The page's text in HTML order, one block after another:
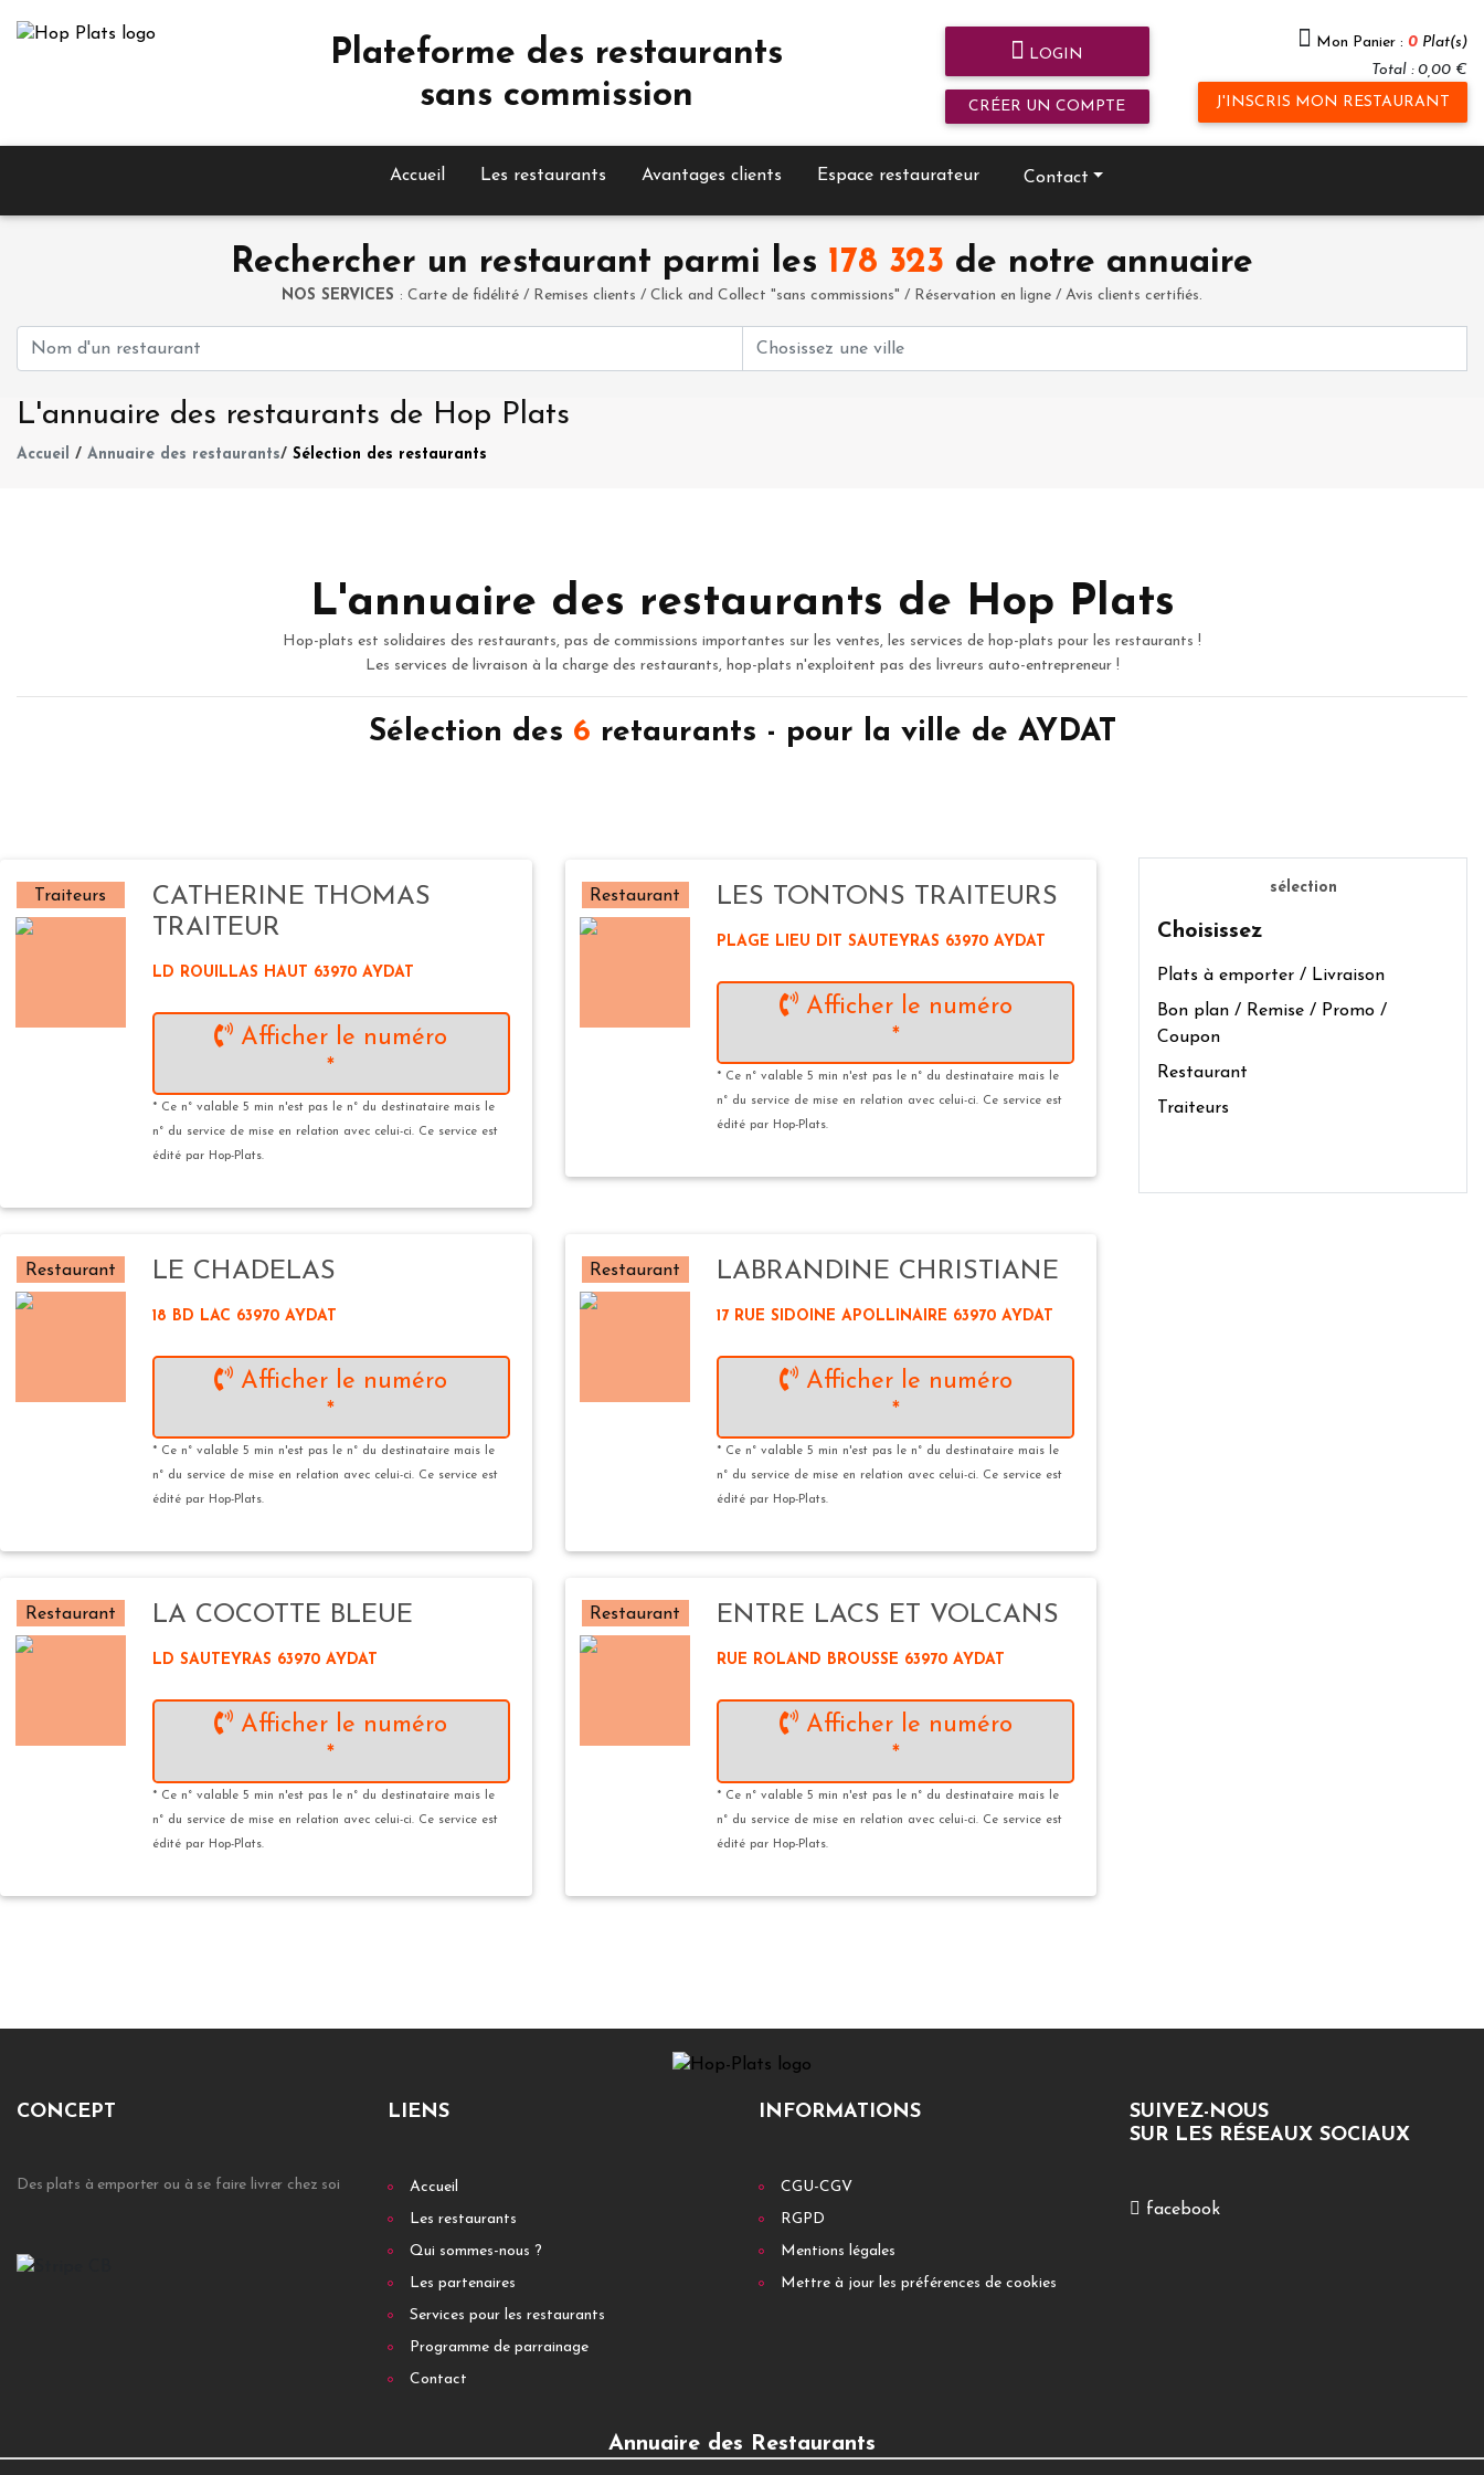
Plateforme des restaurants
sans commission
LOGIN
CRÉER UN COMPTE
Mon Panier : 0 Plat(s)
Total : 0,00 €
J'INSCRIS MON RESTAURANT
Accueil Les restaurants Avantages clients Espace restaurateur Contact
Rechercher un restaurant parmi les 178 323 de notre annuaire
NOS SERVICES : Carte de fidélité / Remises clients / Click and Collect "sans commissions" / Réservation en ligne / Avis clients certifiés.
L'annuaire des restaurants de Hop Plats
Accueil / Annuaire des restaurants/ Sélection des restaurants
L'annuaire des restaurants de Hop Plats
Hop-plats est solidaires des restaurants, pas de commissions importantes sur les ventes, les services de hop-plats pour les restaurants !
Les services de livraison à la charge des restaurants, hop-plats n'exploitent pas des livreurs auto-entrepreneur !
Sélection des 6 retaurants - pour la ville de AYDAT
Traiteurs
CATHERINE THOMAS
TRAITEUR
LD ROUILLAS HAUT 63970 AYDAT
Afficher le numéro
*
* Ce n° valable 5 min n'est pas le n° du destinataire mais le
n° du service de mise en relation avec celui-ci. Ce service est
édité par Hop-Plats.
Restaurant LES TONTONS TRAITEURS
PLAGE LIEU DIT SAUTEYRAS 63970 AYDAT
Afficher le numéro
*
* Ce n° valable 5 min n'est pas le n° du destinataire mais le
n° du service de mise en relation avec celui-ci. Ce service est
édité par Hop-Plats.
Restaurant LE CHADELAS
18 BD LAC 63970 AYDAT
Afficher le numéro
*
* Ce n° valable 5 min n'est pas le n° du destinataire mais le
n° du service de mise en relation avec celui-ci. Ce service est
édité par Hop-Plats.
Restaurant LABRANDINE CHRISTIANE
17 RUE SIDOINE APOLLINAIRE 63970 AYDAT
Afficher le numéro
*
* Ce n° valable 5 min n'est pas le n° du destinataire mais le
n° du service de mise en relation avec celui-ci. Ce service est
édité par Hop-Plats.
Restaurant LA COCOTTE BLEUE
LD SAUTEYRAS 63970 AYDAT
Afficher le numéro
*
* Ce n° valable 5 min n'est pas le n° du destinataire mais le
n° du service de mise en relation avec celui-ci. Ce service est
édité par Hop-Plats.
Restaurant ENTRE LACS ET VOLCANS
RUE ROLAND BROUSSE 63970 AYDAT
Afficher le numéro
*
* Ce n° valable 5 min n'est pas le n° du destinataire mais le
n° du service de mise en relation avec celui-ci. Ce service est
édité par Hop-Plats.
sélection
Choisissez
Plats à emporter / Livraison
Bon plan / Remise / Promo /
Coupon
Restaurant
Traiteurs
CONCEPT
Des plats à emporter ou à se faire livrer chez soi
LIENS
Accueil
Les restaurants
Qui sommes-nous ?
Les partenaires
Services pour les restaurants
Programme de parrainage
Contact
INFORMATIONS
CGU-CGV
RGPD
Mentions légales
Mettre à jour les préférences de cookies
SUIVEZ-NOUS
SUR LES RÉSEAUX SOCIAUX
facebook
Annuaire des Restaurants